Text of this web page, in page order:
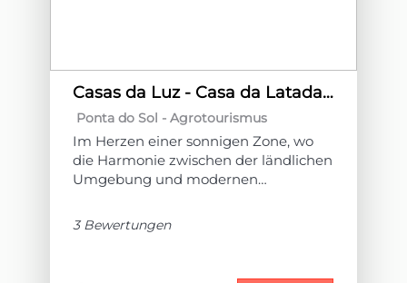
Casas da Luz - Casa da Latada by Homie
Ponta do Sol - Agrotourismus
Im Herzen einer sonnigen Zone, wo
die Harmonie zwischen der ländlichen
Umgebung und modernen
ein einzigartiges Erlebnis des
Landtourismus zu schaffen, heißen wir
3 Bewertungen